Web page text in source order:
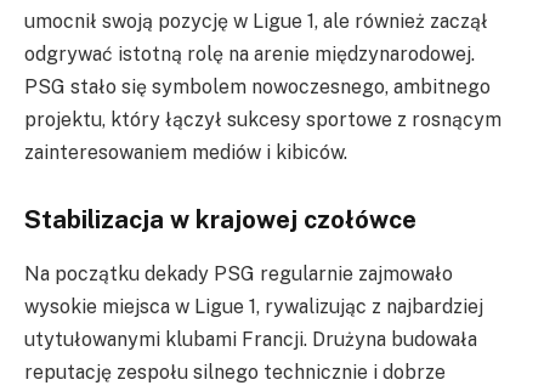
umocnił swoją pozycję w Ligue 1, ale również zaczął
odgrywać istotną rolę na arenie międzynarodowej.
PSG stało się symbolem nowoczesnego, ambitnego
projektu, który łączył sukcesy sportowe z rosnącym
zainteresowaniem mediów i kibiców.
Stabilizacja w krajowej czołówce
Na początku dekady PSG regularnie zajmowało
wysokie miejsca w Ligue 1, rywalizując z najbardziej
utytułowanymi klubami Francji. Drużyna budowała
reputację zespołu silnego technicznie i dobrze